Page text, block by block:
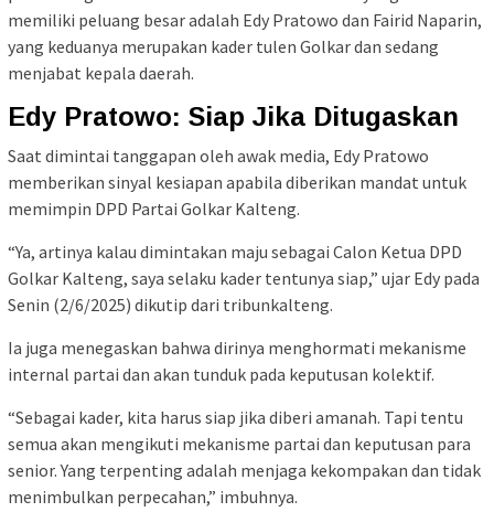
memiliki peluang besar adalah Edy Pratowo dan Fairid Naparin,
yang keduanya merupakan kader tulen Golkar dan sedang
menjabat kepala daerah.
Edy Pratowo: Siap Jika Ditugaskan
Saat dimintai tanggapan oleh awak media, Edy Pratowo
memberikan sinyal kesiapan apabila diberikan mandat untuk
memimpin DPD Partai Golkar Kalteng.
“Ya, artinya kalau dimintakan maju sebagai Calon Ketua DPD
Golkar Kalteng, saya selaku kader tentunya siap,” ujar Edy pada
Senin (2/6/2025) dikutip dari tribunkalteng.
Ia juga menegaskan bahwa dirinya menghormati mekanisme
internal partai dan akan tunduk pada keputusan kolektif.
“Sebagai kader, kita harus siap jika diberi amanah. Tapi tentu
semua akan mengikuti mekanisme partai dan keputusan para
senior. Yang terpenting adalah menjaga kekompakan dan tidak
menimbulkan perpecahan,” imbuhnya.